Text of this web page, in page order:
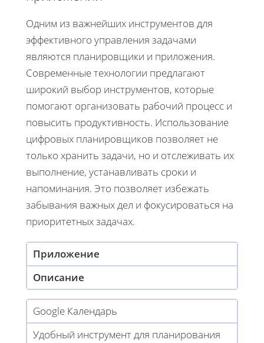
Одним из важнейших инструментов для
эффективного управления задачами
являются планировщики и приложения.
Современные технологии предлагают
широкий выбор инструментов, которые
помогают организовать рабочий процесс и
повысить продуктивность. Использование
цифровых планировщиков позволяет не
только хранить задачи, но и отслеживать их
выполнение, устанавливать сроки и
напоминания. Это позволяет избежать
забывания важных дел и фокусироваться на
приоритетных задачах.
Приложение
Описание
Google Календарь
Удобный инструмент для планирования